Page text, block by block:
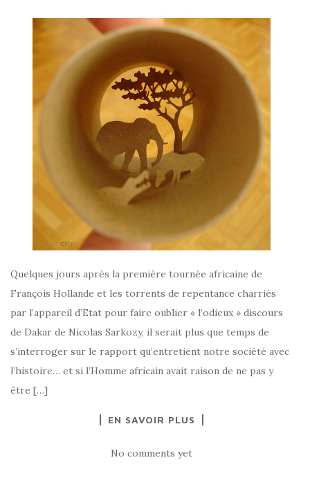
Quelques jours après la première tournée africaine de
François Hollande et les torrents de repentance charriés
par l’appareil d’Etat pour faire oublier « l’odieux » discours
de Dakar de Nicolas Sarkozy, il serait plus que temps de
s’interroger sur le rapport qu’entretient notre société avec
l’histoire… et si l’Homme africain avait raison de ne pas y
être […]
EN SAVOIR PLUS
No comments yet